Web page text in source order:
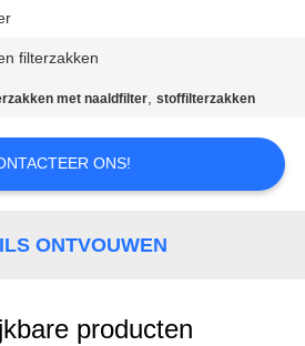
filterzakken
met naaldfilter,stoffilterzakken
ONS!
ONTVOUWEN
producten